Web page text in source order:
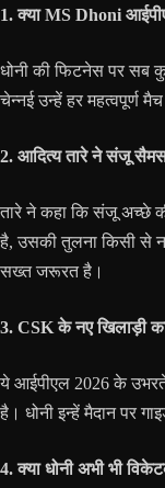
1. क्या MS Dhoni
धोनी की फिटनेस पर सब
चेन्नई उन्हें हर महत्वपूर्ण
2. आदित्य तारे ने संजू
तारे ने कहा कि संजू अच्छे
है, उसकी तुलना किसी से
सख्त जरूरत है।
3. CSK के नए खिलाड़ी
ये आईपीएल 2026 के उभरते
है। धोनी इन्हें मैदान पर
4. क्या धोनी अभी भी